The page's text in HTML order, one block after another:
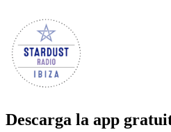
Descarga la app